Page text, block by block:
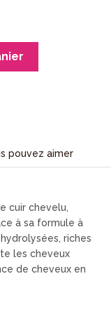
pouvez aimer
cuir chevelu,
à sa formule à
riches
les cheveux
de cheveux en